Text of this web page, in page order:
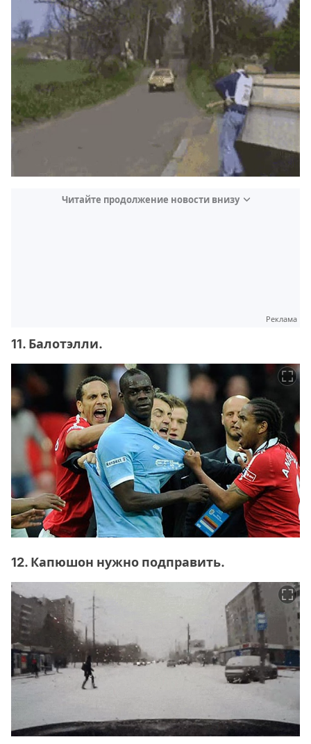
Читайте продолжение новости внизу
Реклама
11. Балотэлли.
12. Капюшон нужно подправить.